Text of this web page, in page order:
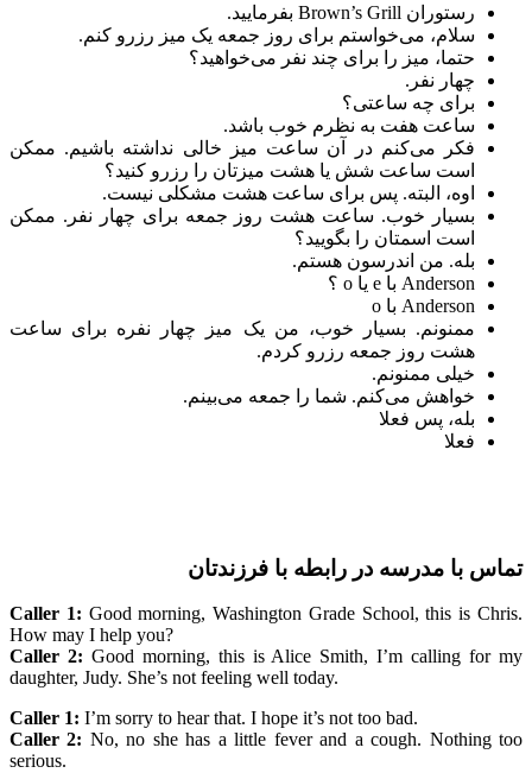
رستوران Brown’s Grill بفرمایید.
سلام، می‌خواستم برای روز جمعه یک میز رزرو کنم.
حتما، میز را برای چند نفر می‌خواهید؟
چهار نفر.
برای چه ساعتی؟
ساعت هفت به نظرم خوب باشد.
فکر می‌کنم در آن ساعت میز خالی نداشته باشیم. ممکن
است ساعت شش یا هشت میزتان را رزرو کنید؟
اوه، البته. پس برای ساعت هشت مشکلی نیست.
بسیار خوب. ساعت هشت روز جمعه برای چهار نفر. ممکن
است اسمتان را بگویید؟
بله. من اندرسون هستم.
Anderson با e یا o ؟
Anderson با o
ممنونم. بسیار خوب، من یک میز چهار نفره برای ساعت
هشت روز جمعه رزرو کردم.
خیلی ممنونم.
خواهش می‌کنم. شما را جمعه می‌بینم.
بله، پس فعلا
فعلا
تماس با مدرسه در رابطه با فرزندتان
Caller 1: Good morning, Washington Grade School, this is Chris.
How may I help you?
Caller 2: Good morning, this is Alice Smith, I’m calling for my
daughter, Judy. She’s not feeling well today.
Caller 1: I’m sorry to hear that. I hope it’s not too bad.
Caller 2: No, no she has a little fever and a cough. Nothing too
serious.